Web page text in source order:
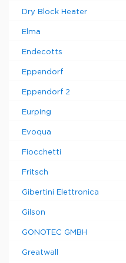
Dry Block Heater
Elma
Endecotts
Eppendorf
Eppendorf 2
Eurping
Evoqua
Fiocchetti
Fritsch
Gibertini Elettronica
Gilson
GONOTEC GMBH
Greatwall